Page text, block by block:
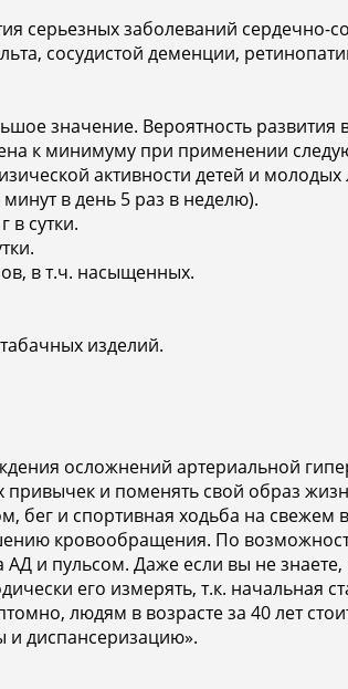
серьезных заболеваний сердечно-
сосудистой деменции,
значение. Вероятность развития
к минимуму при применении
активности детей и
в день 5 раз в неделю).
в сутки.
в т.ч. насыщенных.
изделий.
осложнений артериальной
и поменять свой образ
бег и спортивная ходьба на свежем
кровообращения. По
и пульсом. Даже если вы не знаете,
его измерять, т.к. начальная
людям в возрасте за 40 лет
и диспансеризацию».